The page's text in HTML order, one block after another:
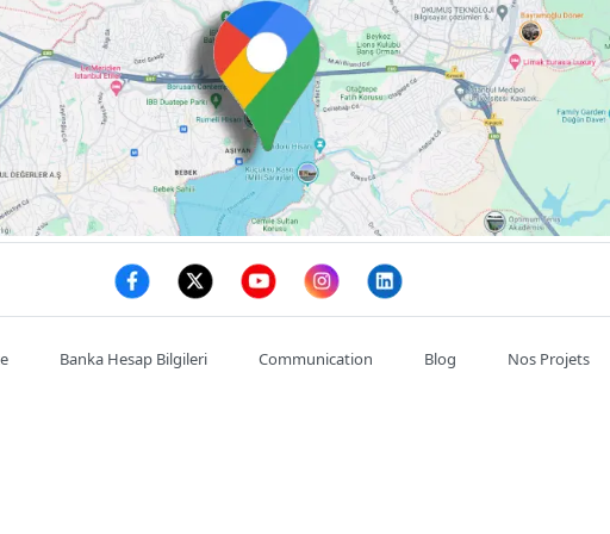
Banka Hesap Bilgileri Communication Blog Nos Projets